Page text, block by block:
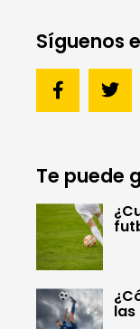
Síguenos
Te puede